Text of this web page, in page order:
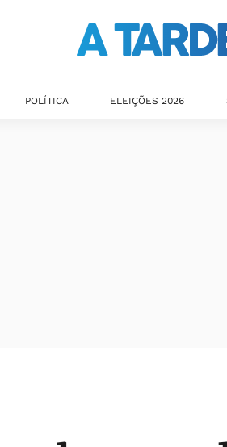
POLÍTICA ELEIÇÕES 2026